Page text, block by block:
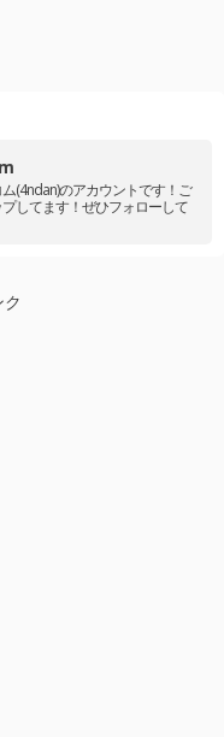
(4ndan)のアカウントです！ご
してます！ぜひフォローして